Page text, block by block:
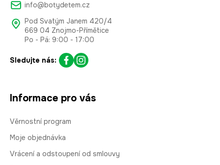
info@botydetem.cz
Pod Svatým Janem 420/4
669 04 Znojmo-Přímětice
Po - Pá: 9:00 - 17:00
Sledujte nás:
Informace pro vás
Věrnostní program
Moje objednávka
Vrácení a odstoupení od smlouvy